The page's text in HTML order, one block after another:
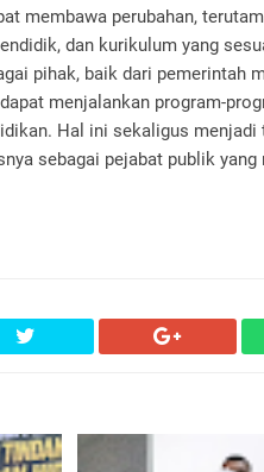
membawa perubahan,
dan kurikulum yang
pihak, baik dari pemerintah
menjalankan program-
Hal ini sekaligus
sebagai pejabat publik